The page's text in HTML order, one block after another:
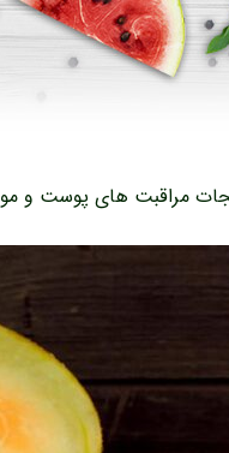
مراقبت های پوست و مو